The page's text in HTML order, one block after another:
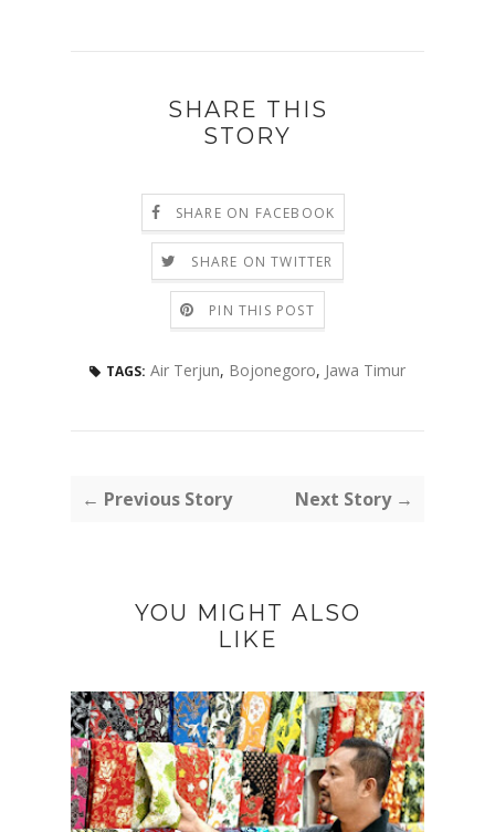
SHARE THIS
STORY
SHARE ON FACEBOOK
SHARE ON TWITTER
PIN THIS POST
TAGS: Air Terjun, Bojonegoro, Jawa Timur
← Previous Story Next Story →
YOU MIGHT ALSO
LIKE